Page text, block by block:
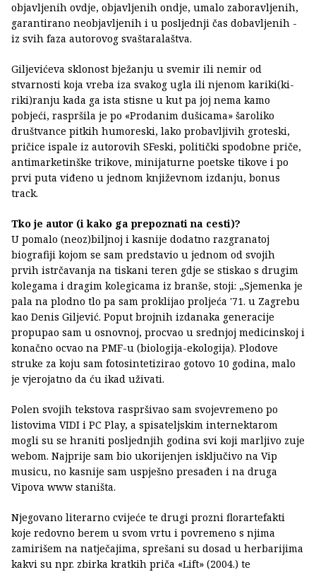
objavljenih ovdje, objavljenih ondje, umalo zaboravljenih,
garantirano neobjavljenih i u posljednji čas dobavljenih -
iz svih faza autorovog svaštaralaštva.
Giljevićeva sklonost bježanju u svemir ili nemir od
stvarnosti koja vreba iza svakog ugla ili njenom kariki(ki-
riki)ranju kada ga ista stisne u kut pa joj nema kamo
pobjeći, raspršila je po «Prodanim dušicama» šaroliko
društvance pitkih humoreski, lako probavljivih groteski,
pričice ispale iz autorovih SFeski, politički spodobne priče,
antimarketinške trikove, minijaturne poetske tikove i po
prvi puta viđeno u jednom književnom izdanju, bonus
track.
Tko je autor (i kako ga prepoznati na cesti)?
U pomalo (neoz)biljnoj i kasnije dodatno razgranatoj
biografiji kojom se sam predstavio u jednom od svojih
prvih istrčavanja na tiskani teren gdje se stiskao s drugim
kolegama i dragim kolegicama iz branše, stoji: „Sjemenka je
pala na plodno tlo pa sam proklijao proljeća '71. u Zagrebu
kao Denis Giljević. Poput brojnih izdanaka generacije
propupao sam u osnovnoj, procvao u srednjoj medicinskoj i
konačno ocvao na PMF-u (biologija-ekologija). Plodove
struke za koju sam fotosintetizirao gotovo 10 godina, malo
je vjerojatno da ću ikad uživati.
Polen svojih tekstova raspršivao sam svojevremeno po
listovima VIDI i PC Play, a spisateljskim internektarom
mogli su se hraniti posljednjih godina svi koji marljivo zuje
webom. Najprije sam bio ukorijenjen isključivo na Vip
musicu, no kasnije sam uspješno presađen i na druga
Vipova www staništa.
Njegovano literarno cvijeće te drugi prozni florartefakti
koje redovno berem u svom vrtu i povremeno s njima
zamirišem na natječajima, sprešani su dosad u herbarijima
kakvi su npr. zbirka kratkih priča «Lift» (2004.) te